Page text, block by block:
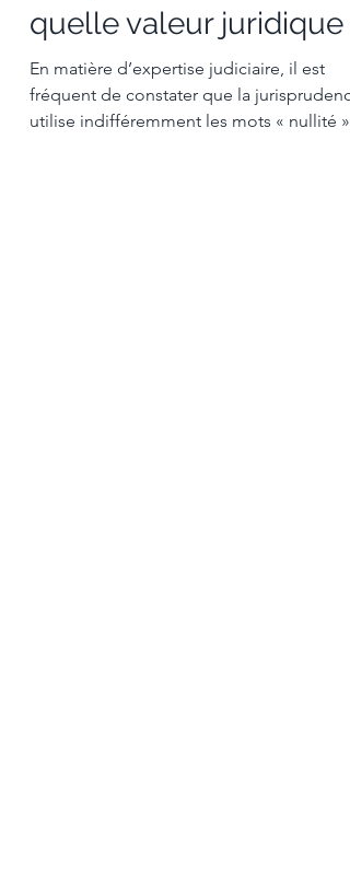
quelle valeur juridique ?
En matière d’expertise judiciaire, il est
fréquent de constater que la jurisprudence
utilise indifféremment les mots « nullité »